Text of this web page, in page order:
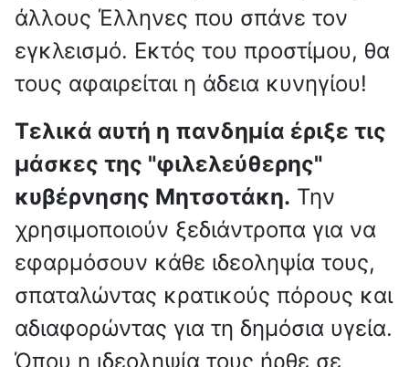
άλλους Έλληνες που σπάνε τον
εγκλεισμό. Εκτός του προστίμου, θα
τους αφαιρείται η άδεια κυνηγίου!
Τελικά αυτή η πανδημία έριξε τις
μάσκες της "φιλελεύθερης"
κυβέρνησης Μητσοτάκη. Την
χρησιμοποιούν ξεδιάντροπα για να
εφαρμόσουν κάθε ιδεοληψία τους,
σπαταλώντας κρατικούς πόρους και
αδιαφορώντας για τη δημόσια υγεία.
Όπου η ιδεοληψία τους ήρθε σε